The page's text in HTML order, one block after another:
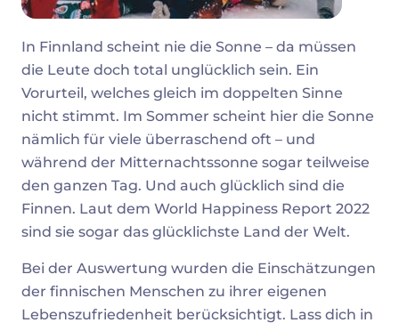
In Finnland scheint nie die Sonne – da müssen
die Leute doch total unglücklich sein. Ein
Vorurteil, welches gleich im doppelten Sinne
nicht stimmt. Im Sommer scheint hier die Sonne
nämlich für viele überraschend oft – und
während der Mitternachtssonne sogar teilweise
den ganzen Tag. Und auch glücklich sind die
Finnen. Laut dem World Happiness Report 2022
sind sie sogar das glücklichste Land der Welt.
Bei der Auswertung wurden die Einschätzungen
der finnischen Menschen zu ihrer eigenen
Lebenszufriedenheit berücksichtigt. Lass dich in